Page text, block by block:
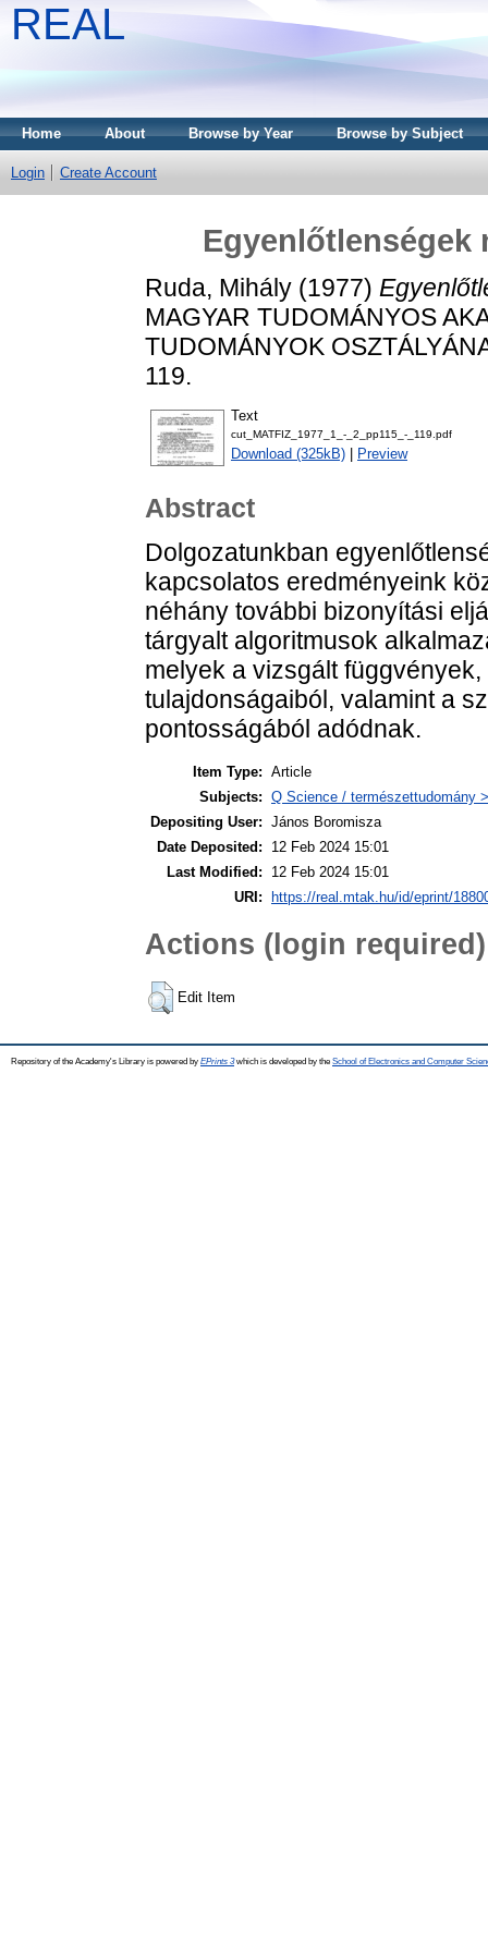
REAL
Home About Browse by Year Browse by Subject
Login Create Account
Egyenlőtlenségek
Ruda, Mihály (1977)
MAGYAR TUDOMÁNYOS
TUDOMÁNYOK
119.
Text
cut_MATFIZ_1977_1_-_2_pp115_-_119.pdf
Download (325kB) Preview
Abstract
Dolgozatunkban
kapcsolatos eredményeink
néhány további bizonyítási
tárgyalt algoritmusok
melyek a vizsgált
tulajdonságaiból, valamint a
pontosságából adódnak.
Item Type: Article
Subjects: Q Science / természettudomány
Depositing User: János Boromisza
Date Deposited:
12 Feb 2024 15:01
Last Modified:
12 Feb 2024 15:01
URI: https://real.mtak.hu/id/eprint/
Actions (login required)
Edit Item
Repository of the Academy's Library is powered by EPrints 3which is developed by the School of Electronics and Computer